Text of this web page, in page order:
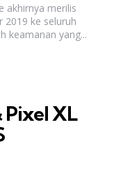
akhirnya merilis
2019 ke seluruh
keamanan yang...
Pixel XL